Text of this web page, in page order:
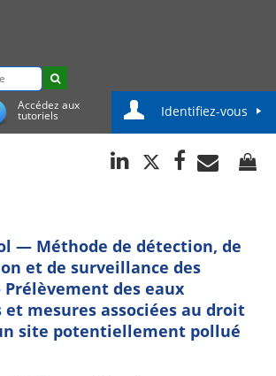
Accédez aux
tutoriels Identifiez-vous
— Méthode de détection, de
et de surveillance des
des eaux
mesures associées au droit
site potentiellement pollué